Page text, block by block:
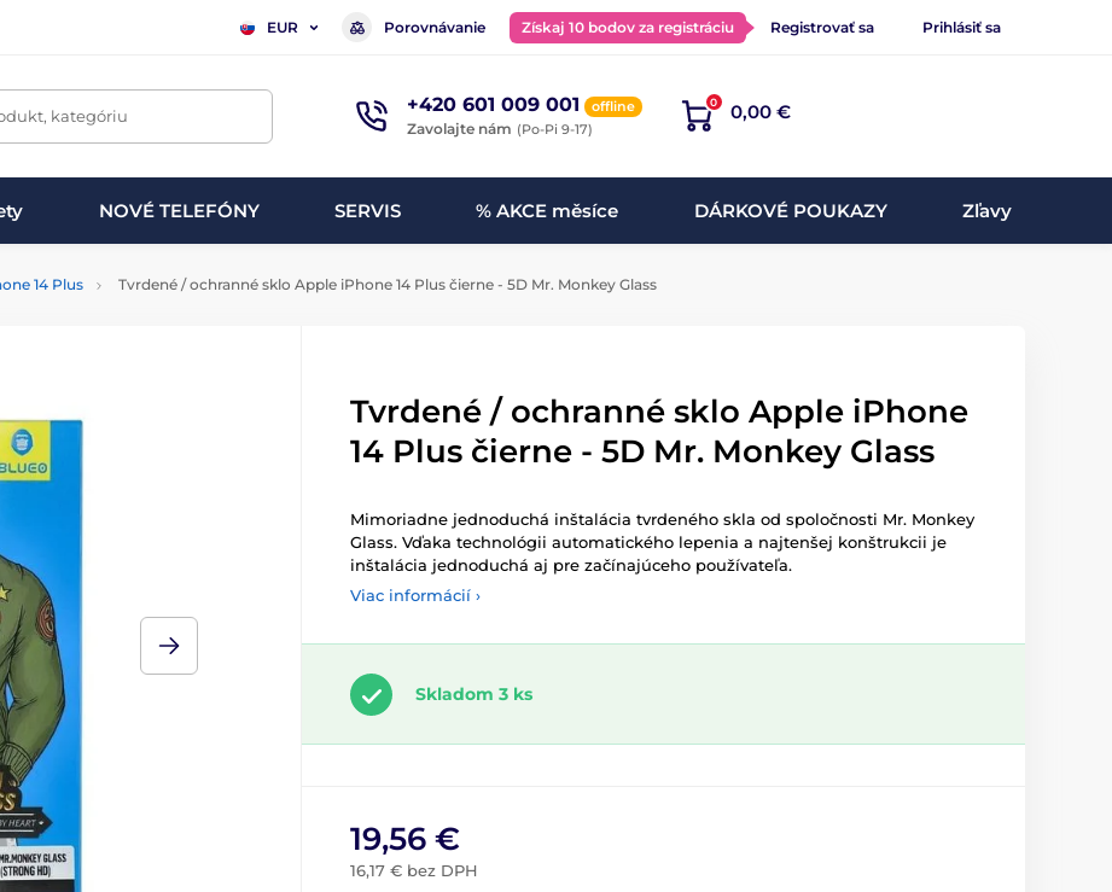
EUR Porovnávanie Získaj 10 bodov za registráciu Registrovať sa Prihlásiť sa
kategóriu +420 601 009 001 offline
Zavolajte nám (Po-Pi 9-17)
0 0,00 €
NOVÉ TELEFÓNY SERVIS % AKCE měsíce DÁRKOVÉ POUKAZY Zľavy
14 Plus Tvrdené / ochranné sklo Apple iPhone 14 Plus čierne - 5D Mr. Monkey Glass
Tvrdené / ochranné sklo Apple iPhone
14 Plus čierne - 5D Mr. Monkey Glass
Mimoriadne jednoduchá inštalácia tvrdeného skla od spoločnosti Mr. Monkey
Glass. Vďaka technológii automatického lepenia a najtenšej konštrukcii je
inštalácia jednoduchá aj pre začínajúceho používateľa.
Viac informácií ›
Skladom 3 ks
19,56 €
16,17 € bez DPH